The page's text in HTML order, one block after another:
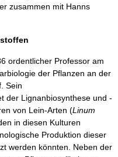
zusammen mit Hanns
ordentlicher Professor am
der Pflanzen an der
Sein
der Lignanbiosynthese und -
von Lein-Arten (Linum
in diesen Kulturen
Produktion dieser
werden könnten. Neben der